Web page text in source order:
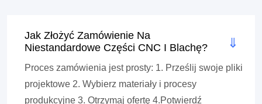
Jak Złożyć Zamówienie Na
Niestandardowe Części CNC I Blachę?
Proces zamówienia jest prosty: 1. Prześlij swoje pliki
projektowe 2. Wybierz materiały i procesy
produkcyjne 3. Otrzymaj ofertę 4.Potwierdź